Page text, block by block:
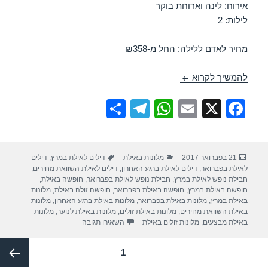
אירוח: לינה וארוחת בוקר
לילות: 2
מחיר לאדם ללילה: החל מ-₪358
להמשיך לקרוא חופשה במלון ישרוטל המלך שלמה – אילת 02/03/2017
F
e
b
o
o
X
E
W
s
A
p
p
T
gr
a
m
e
פורסם
בתאריך
21 בפברואר 2017 קטגוריות
מלונות באילת תגיות
דילים לאילת במרץ,דילים
לאילת בפברואר,דילים לאילת ברגע האחרון,דילים לאילת השוואת מחירים,
חבילת נופש לאילת במרץ, חבילת נופש לאילת בפברואר, חופשה באילת,
חופשה באילת במרץ, חופשה באילת בפברואר, חופשה זולה באילת,מלונות
באילת במרץ,מלונות באילת בפברואר,מלונות באילת ברגע האחרון,מלונות
באילת השוואת מחירים,מלונות באילת זולים,מלונות באילת לנוער,מלונות
באילת מבצעים,מלונות זולים באילת השאירו תגובה
עמוד1